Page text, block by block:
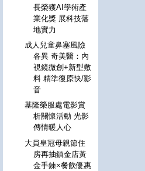
長榮獲AI學術產
業化獎 展科技落
地實力
成人兒童鼻塞風險
各異 奇美醫：內
視鏡微創+新型敷
料 精準復原快/影
音
基隆榮服處電影賞
析關懷活動 光影
傳情暖人心
大員皇冠母親節住
房再抽鎮金店黃
金手鍊×餐飲優惠